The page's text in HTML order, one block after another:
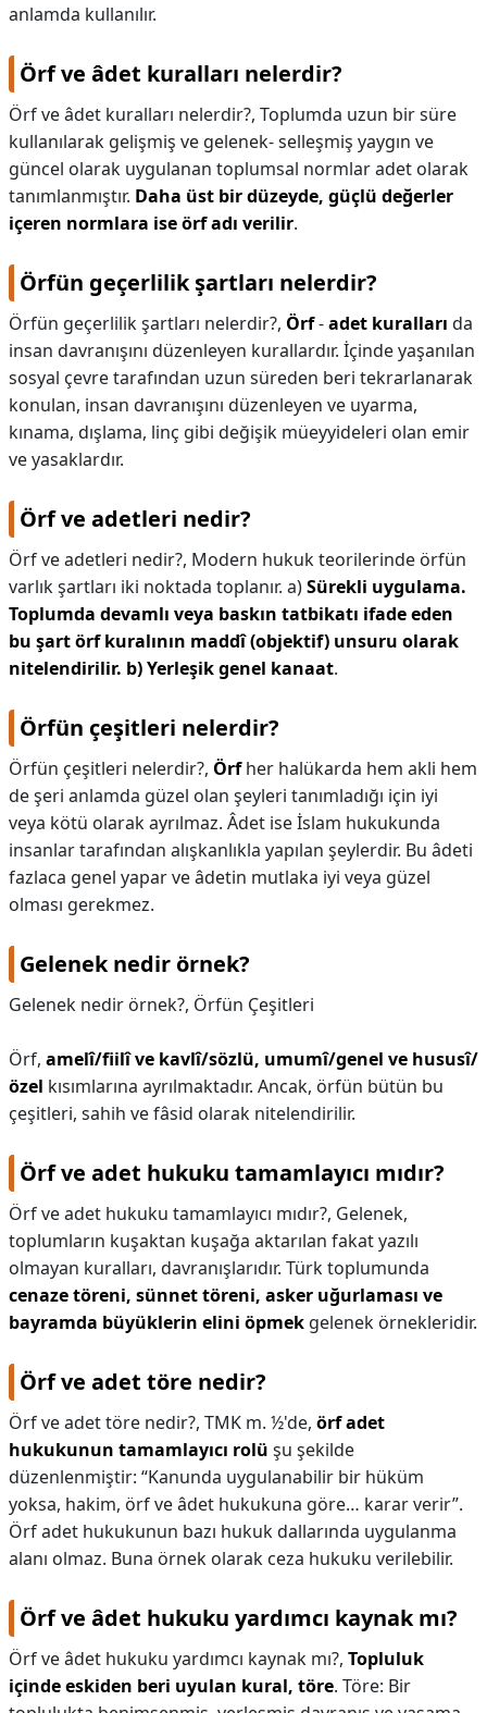
anlamda kullanılır.
Örf ve âdet kuralları nelerdir?
Örf ve âdet kuralları nelerdir?, Toplumda uzun bir süre
kullanılarak gelişmiş ve gelenek- selleşmiş yaygın ve
güncel olarak uygulanan toplumsal normlar adet olarak
tanımlanmıştır. Daha üst bir düzeyde, güçlü değerler
içeren normlara ise örf adı verilir.
Örfün geçerlilik şartları nelerdir?
Örfün geçerlilik şartları nelerdir?, Örf-adet kuralları da
insan davranışını düzenleyen kurallardır. İçinde yaşanılan
sosyal çevre tarafından uzun süreden beri tekrarlanarak
konulan, insan davranışını düzenleyen ve uyarma,
kınama, dışlama, linç gibi değişik müeyyideleri olan emir
ve yasaklardır.
Örf ve adetleri nedir?
Örf ve adetleri nedir?, Modern hukuk teorilerinde örfün
varlık şartları iki noktada toplanır. a)Sürekli uygulama.
Toplumda devamlı veya baskın tatbikatı ifade eden
bu şart örf kuralının maddî (objektif) unsuru olarak
nitelendirilir. b) Yerleşik genel kanaat.
Örfün çeşitleri nelerdir?
Örfün çeşitleri nelerdir?, Örfher halükarda hem akli hem
de şeri anlamda güzel olan şeyleri tanımladığı için iyi
veya kötü olarak ayrılmaz. Âdet ise İslam hukukunda
insanlar tarafından alışkanlıkla yapılan şeylerdir. Bu âdeti
fazlaca genel yapar ve âdetin mutlaka iyi veya güzel
olması gerekmez.
Gelenek nedir örnek?
Gelenek nedir örnek?, Örfün Çeşitleri
Örf, amelî/fiilî ve kavlî/sözlü, umumî/genel ve hususî/
özel kısımlarına ayrılmaktadır. Ancak, örfün bütün bu
çeşitleri, sahih ve fâsid olarak nitelendirilir.
Örf ve adet hukuku tamamlayıcı mıdır?
Örf ve adet hukuku tamamlayıcı mıdır?, Gelenek,
toplumların kuşaktan kuşağa aktarılan fakat yazılı
olmayan kuralları, davranışlarıdır. Türk toplumunda
cenaze töreni, sünnet töreni, asker uğurlaması ve
bayramda büyüklerin elini öpmek gelenek örnekleridir.
Örf ve adet töre nedir?
Örf ve adet töre nedir?, TMK m. ½'de, örf adet
hukukunun tamamlayıcı rolü şu şekilde
düzenlenmiştir: “Kanunda uygulanabilir bir hüküm
yoksa, hakim, örf ve âdet hukukuna göre… karar verir”.
Örf adet hukukunun bazı hukuk dallarında uygulanma
alanı olmaz. Buna örnek olarak ceza hukuku verilebilir.
Örf ve âdet hukuku yardımcı kaynak mı?
Örf ve âdet hukuku yardımcı kaynak mı?, Topluluk
içinde eskiden beri uyulan kural, töre. Töre: Bir